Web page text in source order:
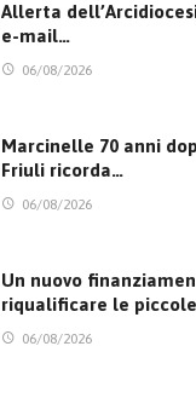
Allerta
e-mail…
06/08/2026
Marcinelle 70 anni
Friuli ricorda…
06/08/2026
Un nuovo
riqualificare le
06/08/2026